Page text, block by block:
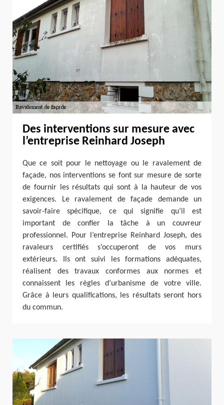
Des interventions sur mesure avec
l’entreprise Reinhard Joseph
Que ce soit pour le nettoyage ou le ravalement de
façade, nos interventions se font sur mesure de sorte
de fournir les résultats qui sont à la hauteur de vos
exigences. Le ravalement de façade demande un
savoir-faire spécifique, ce qui signifie qu’il est
important de confier la tâche à un couvreur
professionnel. Pour l’entreprise Reinhard Joseph, des
ravaleurs certifiés s’occuperont de vos murs
extérieurs. Ils ont suivi les formations adéquates,
réalisent des travaux conformes aux normes et
connaissent les règles d’urbanisme de votre ville.
Grâce à leurs qualifications, les résultats seront hors
du commun.